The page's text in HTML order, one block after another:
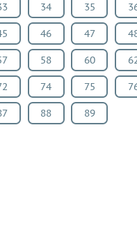
34 35
46 47
58 60
74 75
88 89